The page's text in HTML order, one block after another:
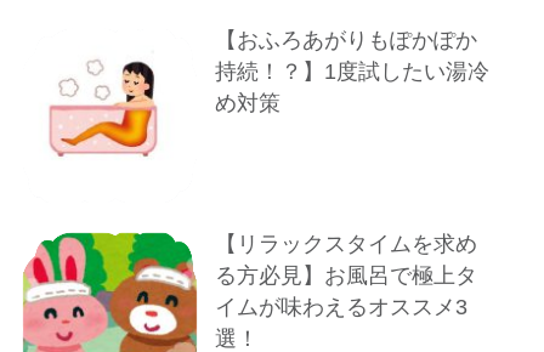
【おふろあがりもぽかぽか
持続！？】1度試したい湯冷
め対策
【リラックスタイムを求め
る方必見】お風呂で極上タ
イムが味わえるオススメ3
選！